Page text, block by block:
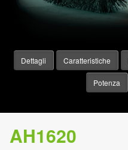
Dettagli Caratteristiche
Potenza
AH1620